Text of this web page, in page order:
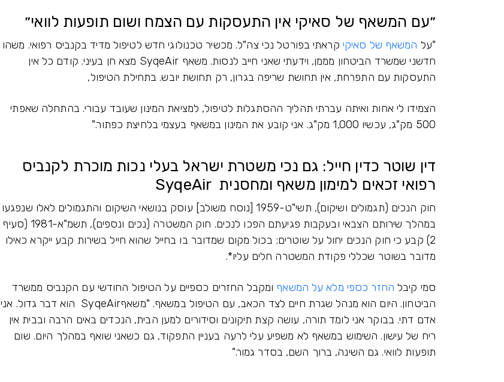
״עם המשאף של סאיקי אין התעסקות עם הצמח ושום תופעות לוואי״
"על המשאף של סאיקי קראתי בפורטל נכי צה"ל. מכשיר טכנולוגי חדש לטיפול מדיד בקנביס רפואי. משהו
חדשני שמשרד הביטחון מממן, וידעתי שאני חייב לנסות. משאף SyqeAir מצא חן בעיני. קודם כל אין
התעסקות עם התפרחת, אין תחושת שריפה בגרון, רק תחושת יובש. בתחילת הטיפול,
הצמידו לי אחות ואיתה עברתי תהליך ההסתגלות לטיפול, למציאת המינון שעובד עבורי. בהתחלה שאפתי
500 מק"ג, עכשיו 1,000 מק"ג. אני קובע את המינון במשאף בעצמי בלחיצת כפתור."
דין שוטר כדין חייל: גם נכי משטרת ישראל בעלי נכות מוכרת לקנביס
רפואי זכאים למימון משאף ומחסנית SyqeAir
חוק הנכים (תגמולים ושיקום), תשי"ט-1959 [נוסח משולב] עוסק בנושאי השיקום והתגמולים לאלו שנפגעו
במהלך שירותם הצבאי ובעקבות פגיעתם הפכו לנכים. חוק המשטרה (נכים ונספים), תשמ"א-1981 (סעיף
2) קבע כי חוק הנכים יחול על שוטרים; בכול מקום שמדובר בו בחייל שהוא חייל בשירות קבע ייקרא כאילו
מדובר בשוטר שכללי פקודת המשטרה חלים עליו*.
סמי קיבל החזר כספי מלא על המשאף ומקבל החזרים כספיים על הטיפול החודשי עם הקנביס ממשרד
הביטחון. היום הוא מנהל שגרת חיים לצד הכאב, עם הטיפול במשאף. "משאףSyqeAir הוא דבר גדול. אני
אדם דתי. בבוקר אני לומד תורה, עושה קצת תיקונים וסידורים למען הבית, הנכדים באים הרבה ובבית אין
ריח של עישון. השימוש במשאף לא משפיע עלי לרעה בעניין התפקוד, גם כשאני שואף במהלך היום. שום
תופעות לוואי. גם השינה, ברוך השם, בסדר גמור."